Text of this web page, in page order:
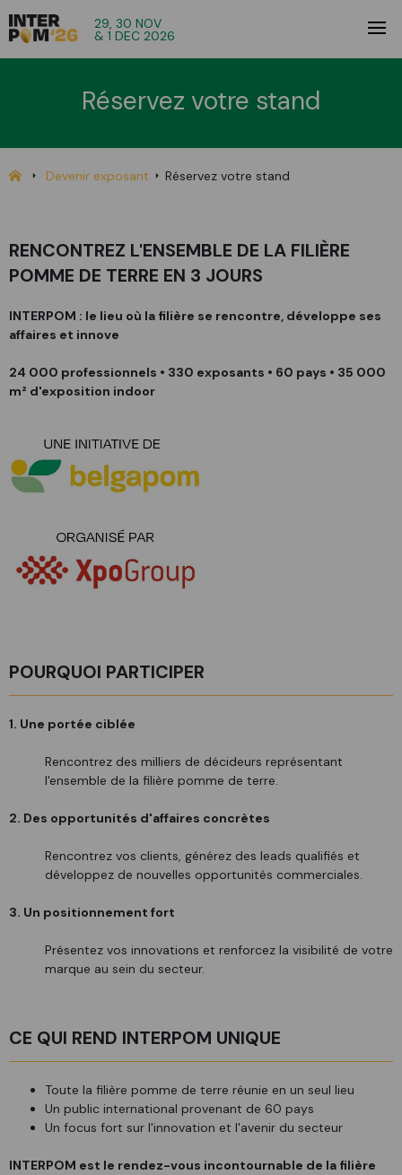
29, 30 NOV
& 1 DEC 2026
Réservez votre stand
Devenir exposant Réservez votre stand
RENCONTREZ L'ENSEMBLE DE LA FILIÈRE
POMME DE TERRE EN 3 JOURS
INTERPOM : le lieu où la filière se rencontre, développe ses
affaires et innove
24 000 professionnels • 330 exposants • 60 pays • 35 000
m² d'exposition indoor
POURQUOI PARTICIPER
1. Une portée ciblée
Rencontrez des milliers de décideurs représentant
l'ensemble de la filière pomme de terre.
2. Des opportunités d'affaires concrètes
Rencontrez vos clients, générez des leads qualifiés et
développez de nouvelles opportunités commerciales.
3. Un positionnement fort
Présentez vos innovations et renforcez la visibilité de votre
marque au sein du secteur.
CE QUI REND INTERPOM UNIQUE
Toute la filière pomme de terre réunie en un seul lieu
Un public international provenant de 60 pays
Un focus fort sur l'innovation et l'avenir du secteur
INTERPOM est le rendez-vous incontournable de la filière